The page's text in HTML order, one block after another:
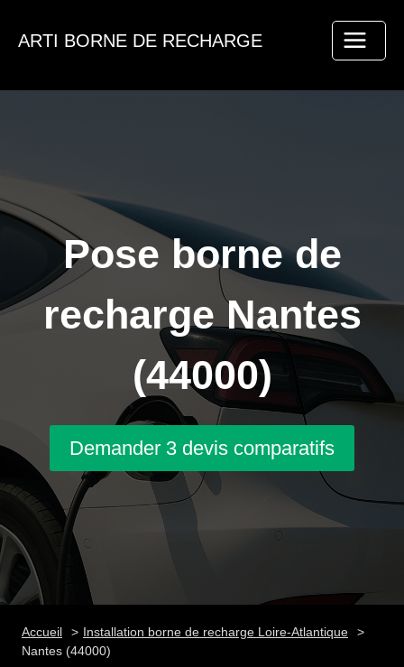
ARTI BORNE DE RECHARGE
Pose borne de
recharge Nantes
(44000)
Demander 3 devis comparatifs
Accueil
Installation borne de recharge Loire-Atlantique
Nantes (44000)